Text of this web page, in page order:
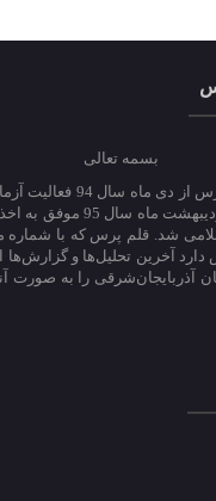
بسمه تعالی
پایگاه خبری قلم پرس
پس از آن در 13
آخرین تحلیل‌ها و گزارش‌ها
آذربایجان‌شرقی را به صورت